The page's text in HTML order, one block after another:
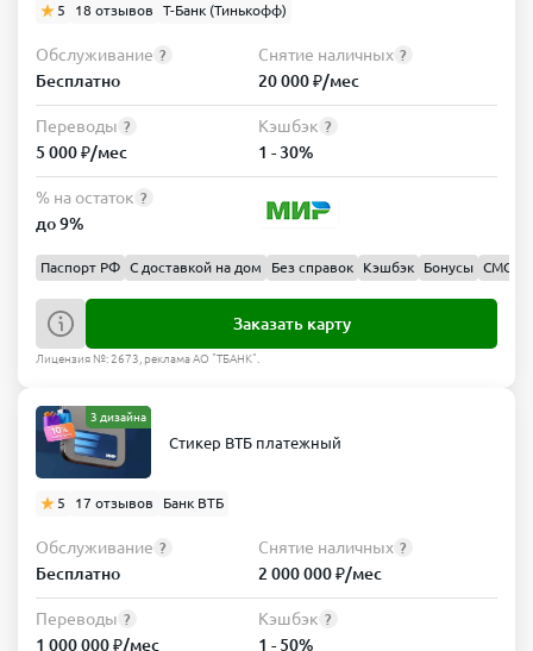
5 18 отзывов Т-Банк (Тинькофф)
Обслуживание ?
Бесплатно
Снятие наличных ?
20 000 ₽/мес
Переводы ?
5 000 ₽/мес
Кэшбэк ?
1 - 30%
% на остаток ?
до 9%
Паспорт РФ С доставкой на дом Без справок Кэшбэк Бонусы СМС 0
Заказать карту
Лицензия №: 2673, реклама АО "ТБАНК".
3 дизайна
Стикер ВТБ платежный
5 17 отзывов Банк ВТБ
Обслуживание ?
Бесплатно
Снятие наличных ?
2 000 000 ₽/мес
Переводы ?
1 000 000 ₽/мес
Кэшбэк ?
1 - 50%